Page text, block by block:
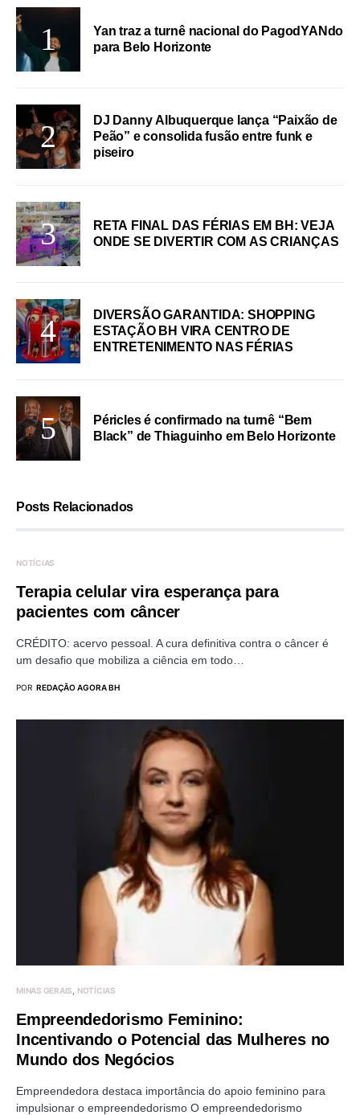
Yan traz a turnê nacional do PagodYANdo
para Belo Horizonte
DJ Danny Albuquerque lança “Paixão de
Peão” e consolida fusão entre funk e
piseiro
RETA FINAL DAS FÉRIAS EM BH: VEJA
ONDE SE DIVERTIR COM AS CRIANÇAS
DIVERSÃO GARANTIDA: SHOPPING
ESTAÇÃO BH VIRA CENTRO DE
ENTRETENIMENTO NAS FÉRIAS
Péricles é confirmado na turnê “Bem
Black” de Thiaguinho em Belo Horizonte
Posts Relacionados
NOTÍCIAS
Terapia celular vira esperança para
pacientes com câncer
CRÉDITO: acervo pessoal. A cura definitiva contra o câncer é
um desafio que mobiliza a ciência em todo…
POR REDAÇÃO AGORA BH
MINAS GERAIS NOTÍCIAS
Empreendedorismo Feminino:
Incentivando o Potencial das Mulheres no
Mundo dos Negócios
Empreendedora destaca importância do apoio feminino para
impulsionar o empreendedorismo O empreendedorismo